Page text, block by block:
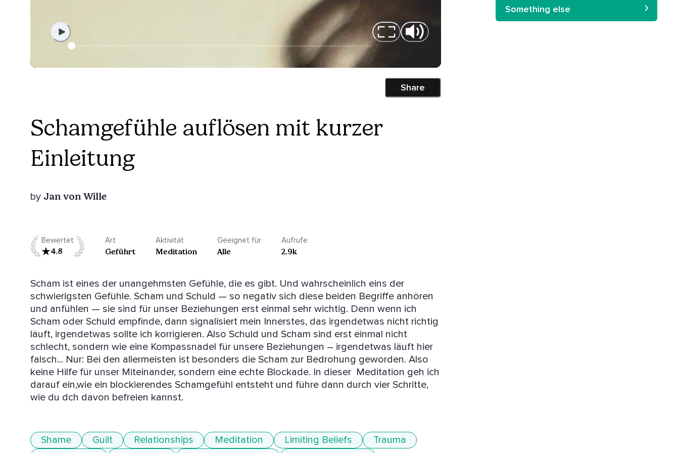
Share
Schamgefühle auflösen mit kurzer
Einleitung
by Jan von Wille
Bewertet
4.8
Art
Geführt
Aktivität
Meditation
Geeignet für
Alle
Aufrufe
2.9k
Scham ist eines der unangehmsten Gefühle, die es gibt. Und wahrscheinlich eins der
schwierigsten Gefühle. Scham und Schuld — so negativ sich diese beiden Begriffe anhören
und anfühlen — sie sind für unser Beziehungen erst einmal sehr wichtig. Denn wenn ich
Scham oder Schuld empfinde, dann signalisiert mein Innerstes, das irgendetwas nicht richtig
läuft, irgendetwas sollte ich korrigieren. Also Schuld und Scham sind erst einmal nicht
schlecht, sondern wie eine Kompassnadel für unsere Beziehungen – irgendetwas läuft hier
falsch... Nur: Bei den allermeisten ist besonders die Scham zur Bedrohung geworden. Also
keine Hilfe für unser Miteinander, sondern eine echte Blockade. In dieser  Meditation geh ich
darauf ein,wie ein blockierendes Schamgefühl entsteht und führe dann durch vier Schritte,
wie du dch davon befreien kannst.
Shame Guilt Relationships Meditation Limiting Beliefs
Trauma
Something else